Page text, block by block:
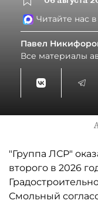
Читайте нас
Павел
Все материалы
"Группа ЛСР"
второго в 2026
Смольный